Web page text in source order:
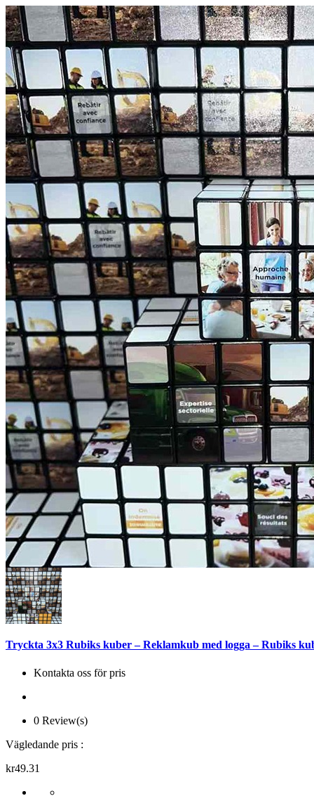
Tryckta 3x3 Rubiks kuber – Reklamkub med logga – Rubiks
Kontakta oss för pris
0 Review(s)
Vägledande pris :
kr49.31